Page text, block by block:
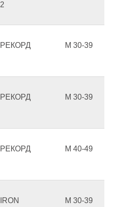
2
РЕКОРД М 30-39
РЕКОРД М 30-39
РЕКОРД М 40-49
IRON
М 30-39